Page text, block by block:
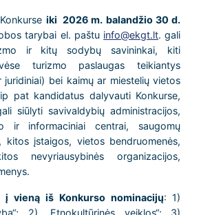
iki 2026 m. balandžio 30 d.
tarybai el. paštu info@ekgt.lt. gali
ir kitų sodybų savininkai, kiti
turizmo paslaugas teikiantys
juridiniai) bei kaimų ar miestelių vietos
pat kandidatus dalyvauti Konkurse,
siūlyti savivaldybių administracijos,
ir informaciniai centrai, saugomų
kitos įstaigos, vietos bendruomenės,
nevyriausybinės organizacijos,
į vieną iš Konkurso nominacijų: 1)
2) „Etnokultūrinės veiklos“; 3)